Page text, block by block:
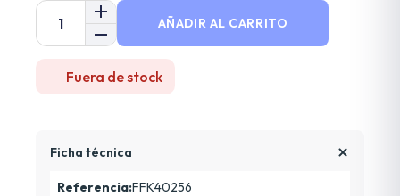
AÑADIR AL CARRITO
Fuera de stock
Ficha técnica
Referencia:FFK40256